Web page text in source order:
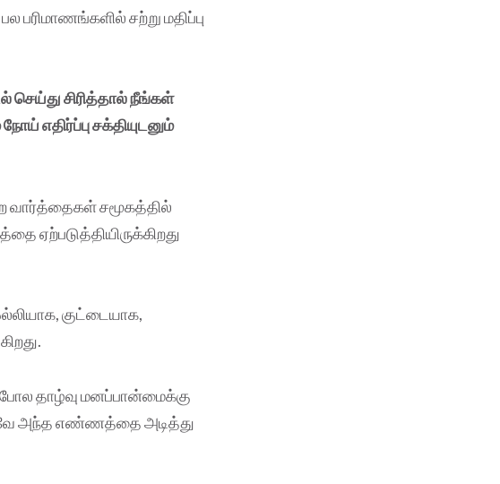
சற்று மதிப்பு
சிரித்தால் நீங்கள்
எதிர்ப்பு சக்தியுடனும்
சமூகத்தில்
ஏற்படுத்தியிருக்கிறது
குட்டையாக,
தாழ்வு மனப்பான்மைக்கு
அந்த எண்ணத்தை அடித்து